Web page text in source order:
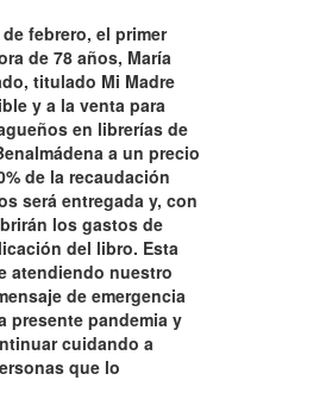
de febrero, el primer
de78 años, María
titulado Mi Madre
y a la venta para
en librerías de
dena a un precio
de la recaudación
será entregada y, con
los gastos de
del libro. Esta
atendiendo nuestro
de emergencia
presente pandemia y
cuidando a
que lo